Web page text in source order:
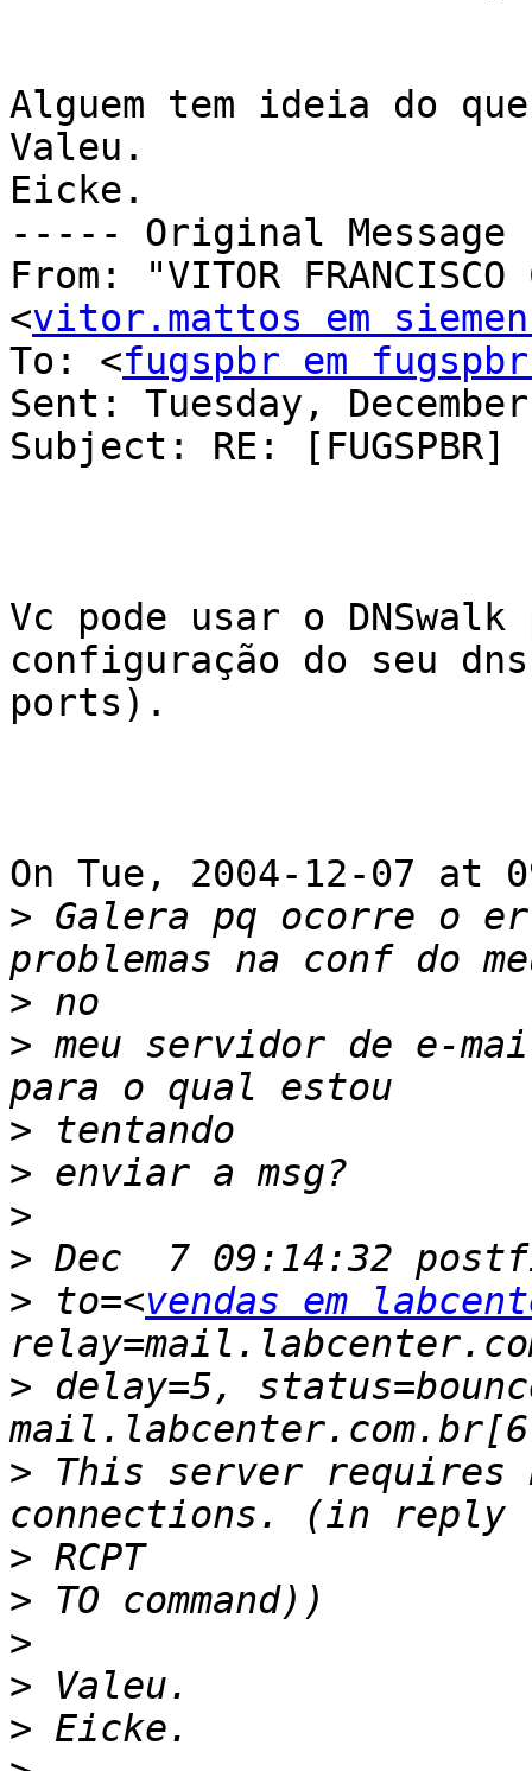
Alguem tem ideia do
Valeu.
Eicke.
----- Original
From: "VITOR FRANCISCO
<vitor.mattos em
To: <fugspbr em
Sent: Tuesday,
Subject: RE:
Vc pode usar o
configuração do seu
ports).
On Tue, 2004-12-07 at
> Galera pq ocorre o
>
> meu servidor de e-
>
>
>
>
> to=<vendas em
> delay=5,
> This server requires
>
>
>
>
>